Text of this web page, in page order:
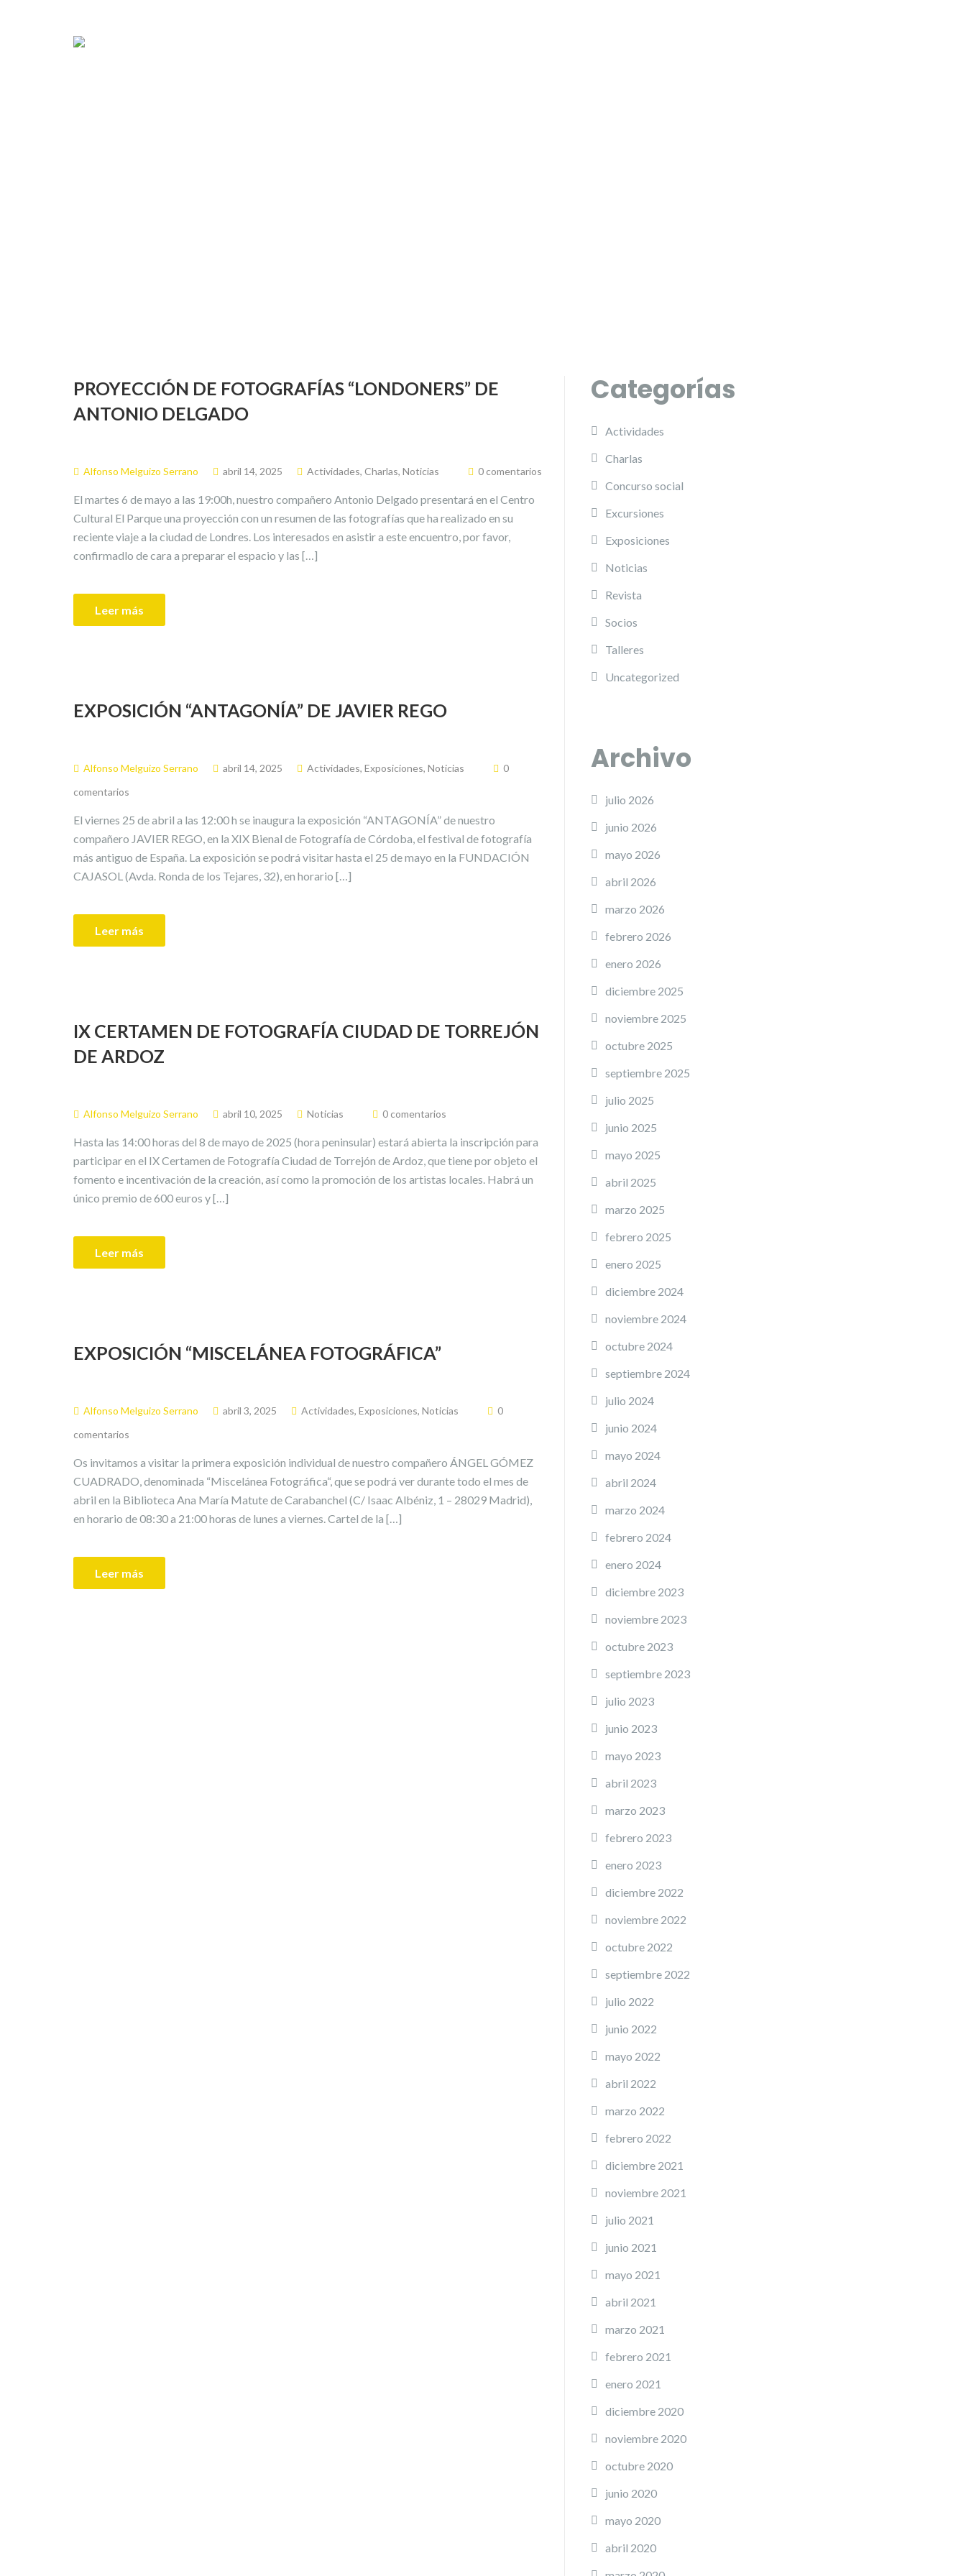
PROYECCIÓN DE FOTOGRAFÍAS “LONDONERS” DE
ANTONIO DELGADO
Alfonso Melguizo Serrano abril 14, 2025 Actividades, Charlas, Noticias 0 comentarios
El martes 6 de mayo a las 19:00h, nuestro compañero Antonio Delgado presentará en el Centro
Cultural El Parque una proyección con un resumen de las fotografías que ha realizado en su
reciente viaje a la ciudad de Londres. Los interesados en asistir a este encuentro, por favor,
confirmadlo de cara a preparar el espacio y las […]
Leer más
EXPOSICIÓN “ANTAGONÍA” DE JAVIER REGO
Alfonso Melguizo Serrano abril 14, 2025 Actividades, Exposiciones, Noticias
0
comentarios
El viernes 25 de abril a las 12:00 h se inaugura la exposición “ANTAGONÍA” de nuestro
compañero JAVIER REGO, en la XIX Bienal de Fotografía de Córdoba, el festival de fotografía
más antiguo de España. La exposición se podrá visitar hasta el 25 de mayo en la FUNDACIÓN
CAJASOL (Avda. Ronda de los Tejares, 32), en horario […]
Leer más
IX CERTAMEN DE FOTOGRAFÍA CIUDAD DE TORREJÓN
DE ARDOZ
Alfonso Melguizo Serrano abril 10, 2025 Noticias 0 comentarios
Hasta las 14:00 horas del 8 de mayo de 2025 (hora peninsular) estará abierta la inscripción para
participar en el IX Certamen de Fotografía Ciudad de Torrejón de Ardoz, que tiene por objeto el
fomento e incentivación de la creación, así como la promoción de los artistas locales. Habrá un
único premio de 600 euros y […]
Leer más
EXPOSICIÓN “MISCELÁNEA FOTOGRÁFICA”
Alfonso Melguizo Serrano abril 3, 2025 Actividades, Exposiciones, Noticias
0
comentarios
Os invitamos a visitar la primera exposición individual de nuestro compañero ÁNGEL GÓMEZ
CUADRADO, denominada “Miscelánea Fotográfica“, que se podrá ver durante todo el mes de
abril en la Biblioteca Ana María Matute de Carabanchel (C/ Isaac Albéniz, 1 – 28029 Madrid),
en horario de 08:30 a 21:00 horas de lunes a viernes. Cartel de la […]
Leer más
Categorías
Actividades
Charlas
Concurso social
Excursiones
Exposiciones
Noticias
Revista
Socios
Talleres
Uncategorized
Archivo
julio 2026
junio 2026
mayo 2026
abril 2026
marzo 2026
febrero 2026
enero 2026
diciembre 2025
noviembre 2025
octubre 2025
septiembre 2025
julio 2025
junio 2025
mayo 2025
abril 2025
marzo 2025
febrero 2025
enero 2025
diciembre 2024
noviembre 2024
octubre 2024
septiembre 2024
julio 2024
junio 2024
mayo 2024
abril 2024
marzo 2024
febrero 2024
enero 2024
diciembre 2023
noviembre 2023
octubre 2023
septiembre 2023
julio 2023
junio 2023
mayo 2023
abril 2023
marzo 2023
febrero 2023
enero 2023
diciembre 2022
noviembre 2022
octubre 2022
septiembre 2022
julio 2022
junio 2022
mayo 2022
abril 2022
marzo 2022
febrero 2022
diciembre 2021
noviembre 2021
julio 2021
junio 2021
mayo 2021
abril 2021
marzo 2021
febrero 2021
enero 2021
diciembre 2020
noviembre 2020
octubre 2020
junio 2020
mayo 2020
abril 2020